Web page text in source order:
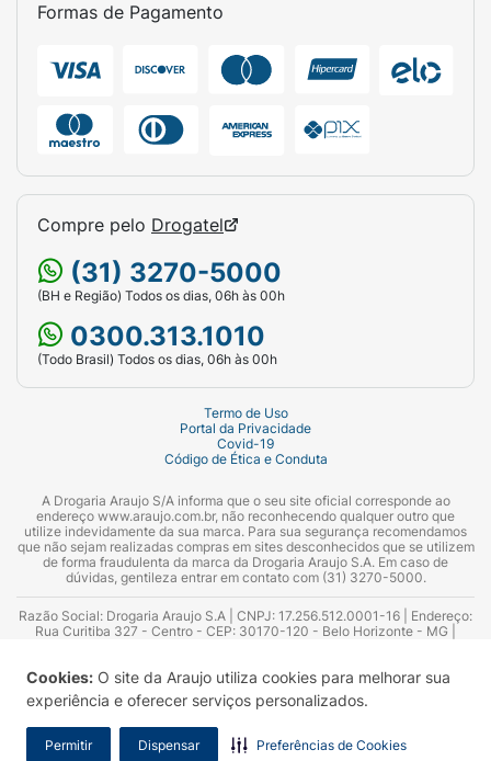
Cookies: O site da Araujo utiliza cookies para melhorar sua
experiência e oferecer serviços personalizados.
Permitir Dispensar Preferências de Cookies
Formas de Pagamento
Compre pelo Drogatel
(31) 3270-5000
(BH e Região) Todos os dias, 06h às 00h
0300.313.1010
(Todo Brasil) Todos os dias, 06h às 00h
Termo de Uso
Portal da Privacidade
Covid-19
Código de Ética e Conduta
A Drogaria Araujo S/A informa que o seu site oficial corresponde ao
endereço www.araujo.com.br, não reconhecendo qualquer outro que
utilize indevidamente da sua marca. Para sua segurança recomendamos
que não sejam realizadas compras em sites desconhecidos que se utilizem
de forma fraudulenta da marca da Drogaria Araujo S.A. Em caso de
dúvidas, gentileza entrar em contato com (31) 3270-5000.
Razão Social: Drogaria Araujo S.A | CNPJ: 17.256.512.0001-16 | Endereço:
Rua Curitiba 327 - Centro - CEP: 30170-120 - Belo Horizonte - MG |
Azevedo Guimarães – CRF 10.965 | Yasmin Silva Alvarenga – CRF 52.584 -
Consultor substituto: Thiago Aguiar Pinheiro - CRF Nº 13.748. Alvará
Sanitário: 2025020713 | Autorização de Funcionamento da Empresa (AFE):